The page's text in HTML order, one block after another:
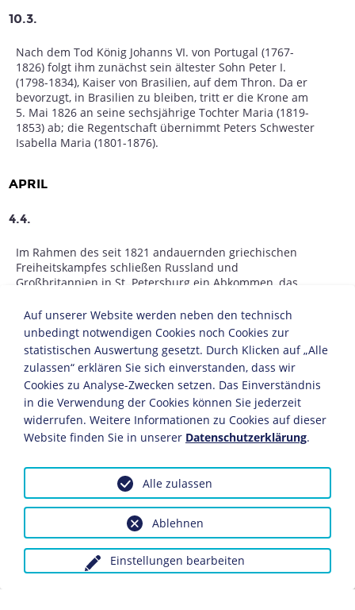
10.3.
Nach dem Tod König Johanns VI. von Portugal (1767-
1826) folgt ihm zunächst sein ältester Sohn Peter I.
(1798-1834), Kaiser von Brasilien, auf dem Thron. Da er
bevorzugt, in Brasilien zu bleiben, tritt er die Krone am
5. Mai 1826 an seine sechsjährige Tochter Maria (1819-
1853) ab; die Regentschaft übernimmt Peters Schwester
Isabella Maria (1801-1876).
APRIL
4.4.
Im Rahmen des seit 1821 andauernden griechischen
Freiheitskampfes schließen Russland und
Großbritannien in St. Petersburg ein Abkommen, das
unter osmanischer Oberhoheit vorsieht. Frankreich tritt
diesem „Petersburger Protokoll“ im Juli 1827 bei.
JUNI
5.6.
Der deutsche Komponist Carl Maria von Weber (1786-
Der deutsche Physiker und Optiker Joseph von
Fraunhofer (1787-1826) stirbt in München. Als Vorreiter
für praxisorientierte Forschung wird Fraunhofer zum
Namenspatron der 1949 gegründeten Fraunhofer-
Auf unserer Website werden neben den technisch
unbedingt notwendigen Cookies noch Cookies zur
statistischen Auswertung gesetzt. Durch Klicken auf „Alle
zulassen“ erklären Sie sich einverstanden, dass wir
Cookies zu Analyse-Zwecken setzen. Das Einverständnis
in die Verwendung der Cookies können Sie jederzeit
widerrufen. Weitere Informationen zu Cookies auf dieser
Website finden Sie in unserer Datenschutzerklärung.
Einstellungen bearbeiten
Ablehnen
Alle zulassen